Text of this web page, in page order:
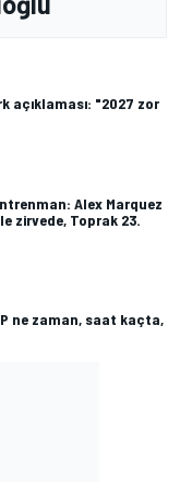
açıklaması: "2027 zor
Alex Marquez
zirvede, Toprak 23.
ne zaman, saat kaçta,